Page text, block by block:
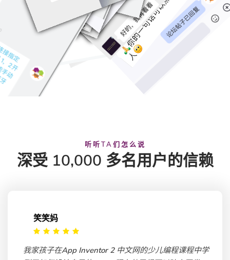
听听TA们怎么说
深受 10,000 多名用户的信赖
笑笑妈
我家孩子在App Inventor 2 中文网的少儿编程课程中学